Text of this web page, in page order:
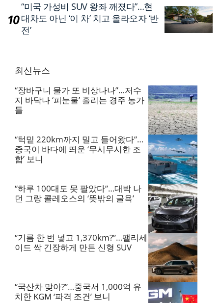
“미국 가성비 SUV 왕좌 깨졌다”…현
대차도 아닌 ‘이 차’ 치고 올라오자 ‘반
전’
최신뉴스
“장바구니 물가 또 비상나나”…저수
지 바닥나 ‘피눈물’ 흘리는 경주 농가
들
“턱밑 220km까지 밀고 들어왔다”…
중국이 바다에 띄운 ‘무시무시한 조
합’ 보니
“하루 100대도 못 팔았다”…대박 나
던 그랑 콜레오스의 ‘뜻밖의 굴욕’
“기름 한 번 넣고 1,370km?”…팰리세
이드 싹 긴장하게 만든 신형 SUV
“국산차 맞아?”…중국서 1,000억 유
치한 KGM ‘파격 조건’ 보니